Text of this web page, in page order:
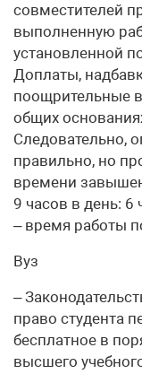
совместителей
выполненную
установленной
Доплаты,
поощрительные
общих
Следовательно,
правильно, но
времени
9 часов в день: 6
– время работы
Вуз
–
право студента
бесплатное в
высшего